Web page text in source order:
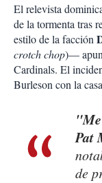
El relevista
de la tormenta tras
estilo de la facción
crotch chop)—
Cardinals. El
Burleson con la
Pat
de